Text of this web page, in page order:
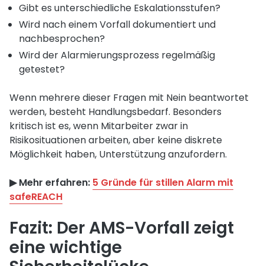
Gibt es unterschiedliche Eskalationsstufen?
Wird nach einem Vorfall dokumentiert und
nachbesprochen?
Wird der Alarmierungsprozess regelmäßig
getestet?
Wenn mehrere dieser Fragen mit Nein beantwortet
werden, besteht Handlungsbedarf. Besonders
kritisch ist es, wenn Mitarbeiter zwar in
Risikosituationen arbeiten, aber keine diskrete
Möglichkeit haben, Unterstützung anzufordern.
▶︎ Mehr erfahren: 5 Gründe für stillen Alarm mit
safeREACH
Fazit: Der AMS-Vorfall zeigt
eine wichtige